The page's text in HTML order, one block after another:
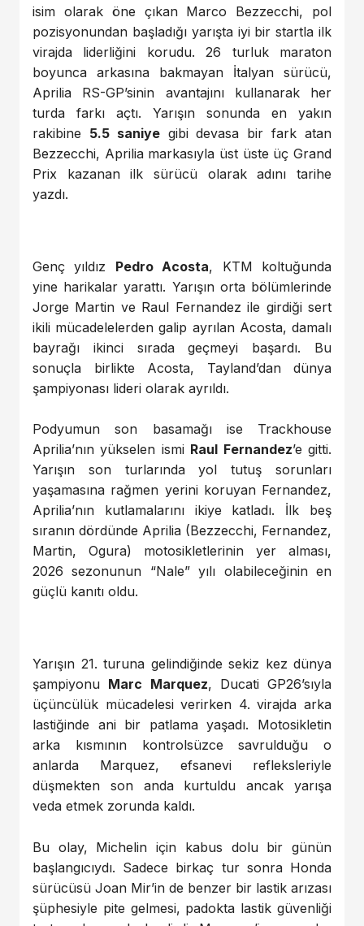
isim olarak öne çıkan Marco Bezzecchi, pol
pozisyonundan başladığı yarışta iyi bir startla ilk
virajda liderliğini korudu. 26 turluk maraton
boyunca arkasına bakmayan İtalyan sürücü,
Aprilia RS-GP’sinin avantajını kullanarak her
turda farkı açtı. Yarışın sonunda en yakın
rakibine 5.5 saniyegibi devasa bir fark atan
Bezzecchi, Aprilia markasıyla üst üste üç Grand
Prix kazanan ilk sürücü olarak adını tarihe
yazdı.
Genç yıldız Pedro Acosta, KTM koltuğunda
yine harikalar yarattı. Yarışın orta bölümlerinde
Jorge Martin ve Raul Fernandez ile girdiği sert
ikili mücadelelerden galip ayrılan Acosta, damalı
bayrağı ikinci sırada geçmeyi başardı. Bu
sonuçla birlikte Acosta, Tayland’dan dünya
şampiyonası lideri olarak ayrıldı.
Podyumun son basamağı ise Trackhouse
Aprilia’nın yükselen ismi Raul Fernandez’e gitti.
Yarışın son turlarında yol tutuş sorunları
yaşamasına rağmen yerini koruyan Fernandez,
Aprilia’nın kutlamalarını ikiye katladı. İlk beş
sıranın dördünde Aprilia (Bezzecchi, Fernandez,
Martin, Ogura) motosikletlerinin yer alması,
2026 sezonunun “Nale” yılı olabileceğinin en
güçlü kanıtı oldu.
Yarışın 21. turuna gelindiğinde sekiz kez dünya
şampiyonu Marc Marquez, Ducati GP26’sıyla
üçüncülük mücadelesi verirken 4. virajda arka
lastiğinde ani bir patlama yaşadı. Motosikletin
arka kısmının kontrolsüzce savrulduğu o
anlarda Marquez, efsanevi refleksleriyle
düşmekten son anda kurtuldu ancak yarışa
veda etmek zorunda kaldı.
Bu olay, Michelin için kabus dolu bir günün
başlangıcıydı. Sadece birkaç tur sonra Honda
sürücüsü Joan Mir’in de benzer bir lastik arızası
şüphesiyle pite gelmesi, padokta lastik güvenliği